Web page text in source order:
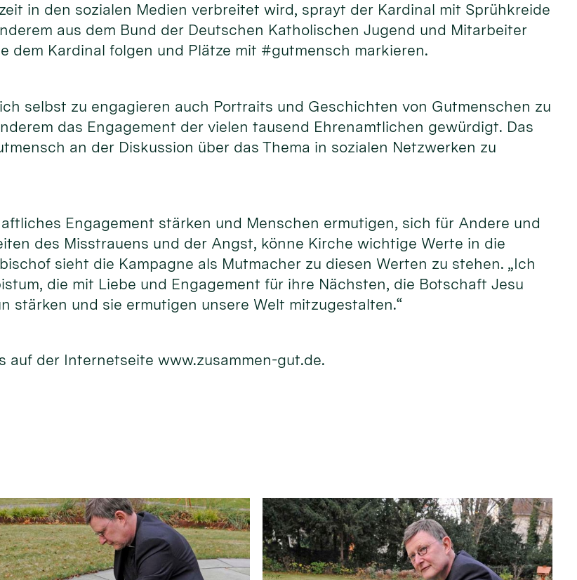
in den sozialen Medien verbreitet wird, sprayt der Kardinal mit Sprühkreide
aus dem Bund der Deutschen Katholischen Jugend und Mitarbeiter
dem Kardinal folgen und Plätze mit #gutmensch markieren.
selbst zu engagieren auch Portraits und Geschichten von Gutmenschen zu
das Engagement der vielen tausend Ehrenamtlichen gewürdigt. Das
an der Diskussion über das Thema in sozialen Netzwerken zu
Engagement stärken und Menschen ermutigen, sich für Andere und
des Misstrauens und der Angst, könne Kirche wichtige Werte in die
sieht die Kampagne als Mutmacher zu diesen Werten zu stehen. „Ich
die mit Liebe und Engagement für ihre Nächsten, die Botschaft Jesu
stärken und sie ermutigen unsere Welt mitzugestalten.“
auf der Internetseite www.zusammen-gut.de.